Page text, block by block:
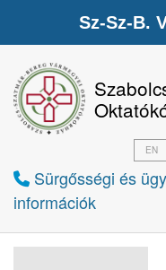
Sürgősségi és
információk
EN
Sz-Sz-B.